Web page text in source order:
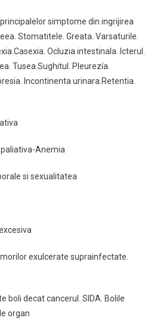
simptome din ingrijirea
Stomatitele. Greata. Varsaturile.
Ocluzia intestinala. Icterul.
Tusea.Sughitul. Pleurezía.
Incontinenta urinara.Retentia.
Anemia
si sexualitatea
exulcerate suprainfectate.
boli decat cancerul. SIDA. Bolile
organ